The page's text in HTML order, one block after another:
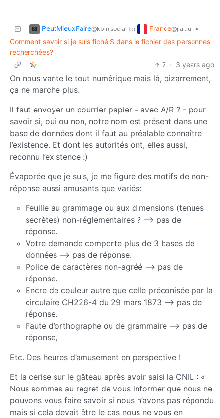
PeutMieuxFaire@kbin.social to France@jlai.lu
•
Comment savoir si je suis fiché S dans le fichier des personnes
recherchées?
7 · 3 years ago
On nous vante le tout numérique mais là, bizarrement,
ça ne marche plus.
Il faut envoyer un courrier papier - avec A/R ? - pour
savoir si, oui ou non, notre nom est présent dans une
base de données dont il faut au préalable connaître
l’existence. Et dont les autorités ont, elles aussi,
reconnu l’existence :)
Évaporée que je suis, je me figure des motifs de non-
réponse aussi amusants que variés:
Feuille au grammage ou aux dimensions (tenues
secrètes) non-réglementaires ? –> pas de
réponse.
Votre demande comporte plus de 3 bases de
données –> pas de réponse.
Police de caractères non-agréé –> pas de
réponse.
Encre de couleur autre que celle préconisée par la
circulaire CH226-4 du 29 mars 1873 –> pas de
réponse.
Faute d’orthographe ou de grammaire –> pas de
réponse,
Etc. Des heures d’amusement en perspective !
Et la cerise sur le gâteau après avoir saisi la CNIL : «
Nous sommes au regret de vous informer que nous ne
pouvons vous faire savoir si nous n’avons pas répondu
mais si cela devait être le cas nous ne vous en